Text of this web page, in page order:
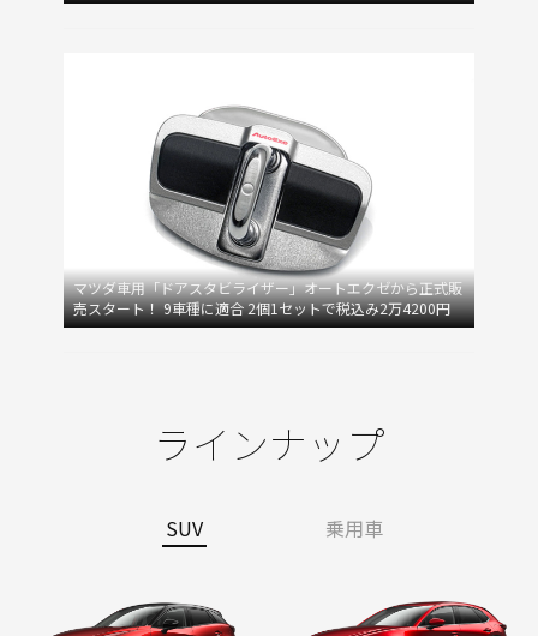
マツダ車用「ドアスタビライザー」オートエクゼから正式販
売スタート！ 9車種に適合 2個1セットで税込み2万4200円
ラインナップ
SUV 乗用車